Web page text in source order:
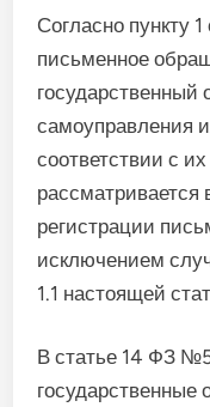
Согласно пункту
письменное
государственный
самоуправления
соответствии с
рассматривается
регистрации
исключением
1.1 настоящей
В статье 14 ФЗ
государственные